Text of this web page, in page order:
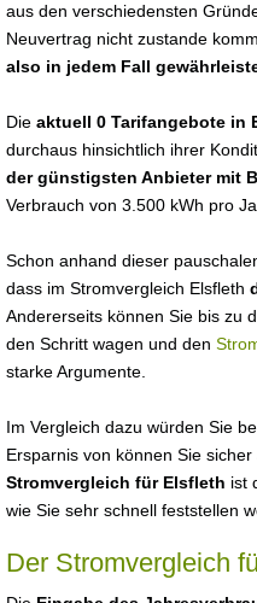
aus den verschiedensten
Neuvertrag nicht zustande
also in jedem Fall
Die aktuell 0 Tarifangebote in
durchaus hinsichtlich ihrer
der günstigsten Anbieter mit
Verbrauch von 3.500 kWh pro
Schon anhand dieser
dass im Stromvergleich Elsfleth
Andererseits können Sie bis zu
den Schritt wagen und den
starke Argumente.
Im Vergleich dazu würden Sie
Ersparnis von können Sie
Stromvergleich für Elsfleth ist
wie Sie sehr schnell feststellen
Der Stromvergleich